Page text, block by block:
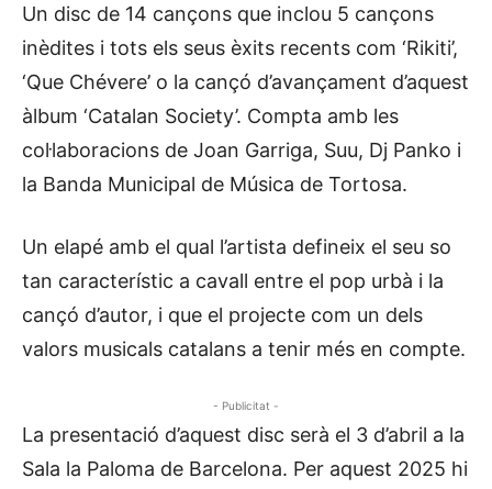
Un disc de 14 cançons que inclou 5 cançons
inèdites i tots els seus èxits recents com ‘Rikiti’,
‘Que Chévere’ o la cançó d’avançament d’aquest
àlbum ‘Catalan Society’. Compta amb les
col·laboracions de Joan Garriga, Suu, Dj Panko i
la Banda Municipal de Música de Tortosa.
Un elapé amb el qual l’artista defineix el seu so
tan característic a cavall entre el pop urbà i la
cançó d’autor, i que el projecte com un dels
valors musicals catalans a tenir més en compte.
- Publicitat -
La presentació d’aquest disc serà el 3 d’abril a la
Sala la Paloma de Barcelona. Per aquest 2025 hi